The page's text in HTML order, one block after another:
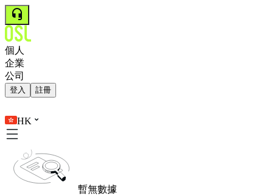
個人
企業
公司
登入 註冊
HK
暫無數據